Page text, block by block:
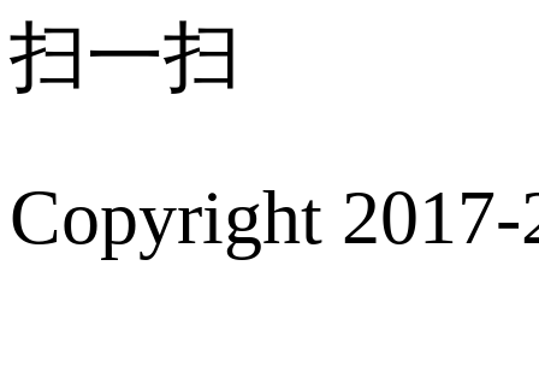
扫一扫
Copyright